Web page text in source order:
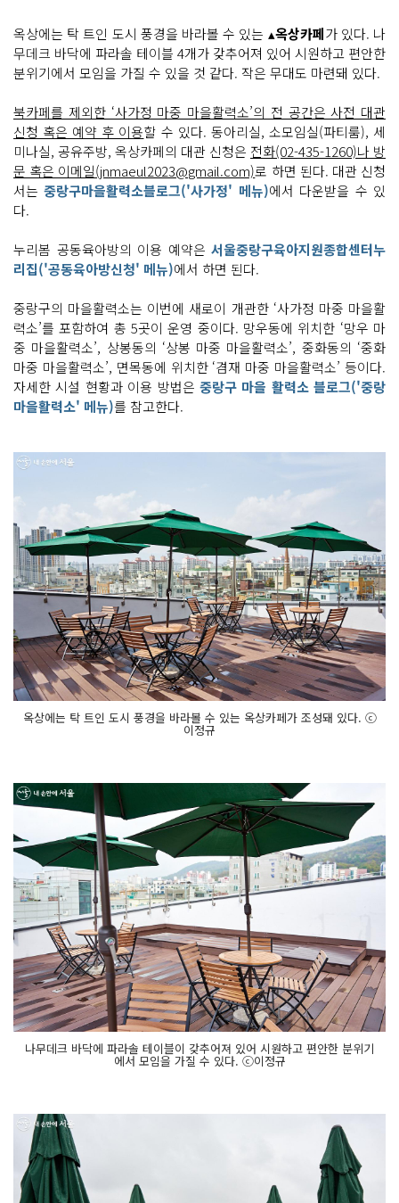
옥상에는 탁 트인 도시 풍경을 바라볼 수 있는 ▴옥상카페가 있다. 나
무데크 바닥에 파라솔 테이블 4개가 갖추어져 있어 시원하고 편안한
분위기에서 모임을 가질 수 있을 것 같다. 작은 무대도 마련돼 있다.
북카페를 제외한 ‘사가정 마중 마을활력소’의 전 공간은 사전 대관
신청 혹은 예약 후 이용할 수 있다. 동아리실, 소모임실(파티룸), 세
미나실, 공유주방, 옥상카페의 대관 신청은 전화(02-435-1260)나 방
문 혹은 이메일(jnmaeul2023@gmail.com)로 하면 된다. 대관 신청
서는중랑구마을활력소블로그('사가정' 메뉴)에서 다운받을 수 있
다.
누리봄 공동육아방의 이용 예약은 서울중랑구육아지원종합센터누
리집('공동육아방신청' 메뉴)에서 하면 된다.
중랑구의 마을활력소는 이번에 새로이 개관한 ‘사가정 마중 마을활
력소’를 포함하여 총 5곳이 운영 중이다. 망우동에 위치한 ‘망우 마
중 마을활력소’, 상봉동의 ‘상봉 마중 마을활력소’, 중화동의 ‘중화
마중 마을활력소’, 면목동에 위치한 ‘겸재 마중 마을활력소’ 등이다.
자세한 시설 현황과 이용 방법은 중랑구 마을 활력소 블로그('중랑
마을활력소' 메뉴)를 참고한다.
옥상에는 탁 트인 도시 풍경을 바라볼 수 있는 옥상카페가 조성돼 있다. ⓒ
이정규
나무데크 바닥에 파라솔 테이블이 갖추어져 있어 시원하고 편안한 분위기
에서 모임을 가질 수 있다. ⓒ이정규